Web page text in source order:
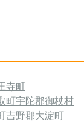
寺町
町宇陀郡御杖村
吉野郡大淀町